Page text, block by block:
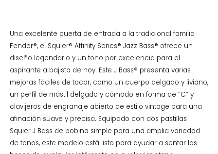
Una excelente puerta de entrada a la tradicional familia
Fender®, el Squier® Affinity Series® Jazz Bass® ofrece un
diseño legendario y un tono por excelencia para el
aspirante a bajista de hoy. Este J Bass® presenta varias
mejoras fáciles de tocar, como un cuerpo delgado y liviano,
un perfil de mástil delgado y cómodo en forma de “C” y
clavijeros de engranaje abierto de estilo vintage para una
afinación suave y precisa. Equipado con dos pastillas
Squier J Bass de bobina simple para una amplia variedad
de tonos, este modelo está listo para ayudar a sentar las